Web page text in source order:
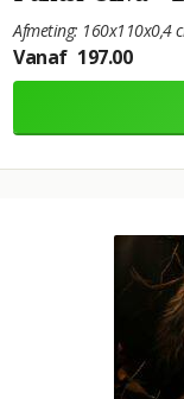
Afmeting: 160x110x0,4
Vanaf 197.00